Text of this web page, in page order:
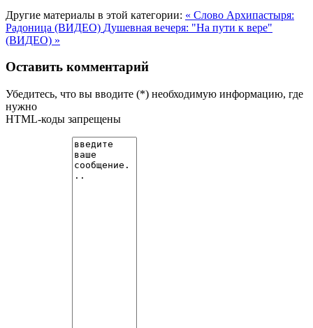
Другие материалы в этой категории: « Слово Архипастыря:
Радоница (ВИДЕО) Душевная вечеря: "На пути к вере"
(ВИДЕО) »
Оставить комментарий
Убедитесь, что вы вводите (*) необходимую информацию, где
нужно
HTML-коды запрещены